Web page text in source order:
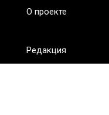
О проекте
Редакция